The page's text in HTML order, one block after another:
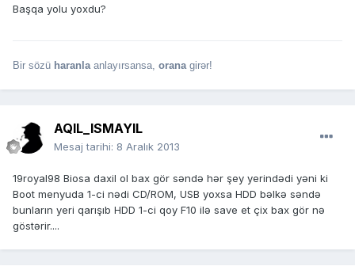
Başqa yolu yoxdu?
Bir sözü haranla anlayırsansa, orana girər!
AQIL_ISMAYIL
Mesaj tarihi: 8 Aralık 2013
19royal98 Biosa daxil ol bax gör səndə hər şey yerindədi yəni ki
Boot menyuda 1-ci nədi CD/ROM, USB yoxsa HDD bəlkə səndə
bunların yeri qarışıb HDD 1-ci qoy F10 ilə save et çix bax gör nə
göstərir....